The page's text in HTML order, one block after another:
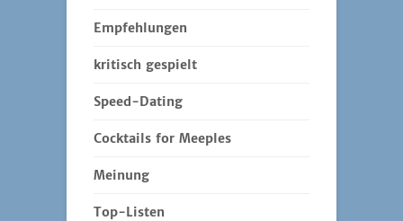
Empfehlungen
kritisch gespielt
Speed-Dating
Cocktails for Meeples
Meinung
Top-Listen